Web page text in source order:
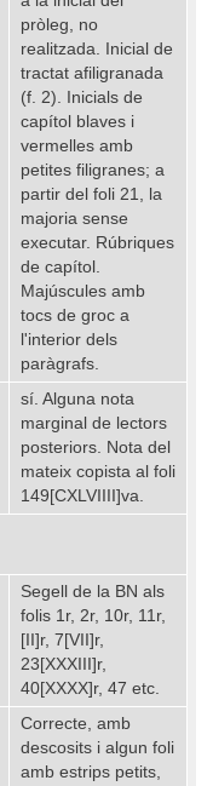
pròleg, no
realitzada. Inicial de
tractat afiligranada
(f. 2). Inicials de
capítol blaves i
vermelles amb
petites filigranes; a
partir del foli 21, la
majoria sense
executar. Rúbriques
de capítol.
Majúscules amb
tocs de groc a
l'interior dels
paràgrafs.
sí. Alguna nota
marginal de lectors
posteriors. Nota del
mateix copista al foli
149[CXLVIIII]va.
Segell de la BN als
folis 1r, 2r, 10r, 11r,
[II]r, 7[VII]r,
23[XXXIII]r,
40[XXXX]r, 47 etc.
Correcte, amb
descosits i algun foli
amb estrips petits,